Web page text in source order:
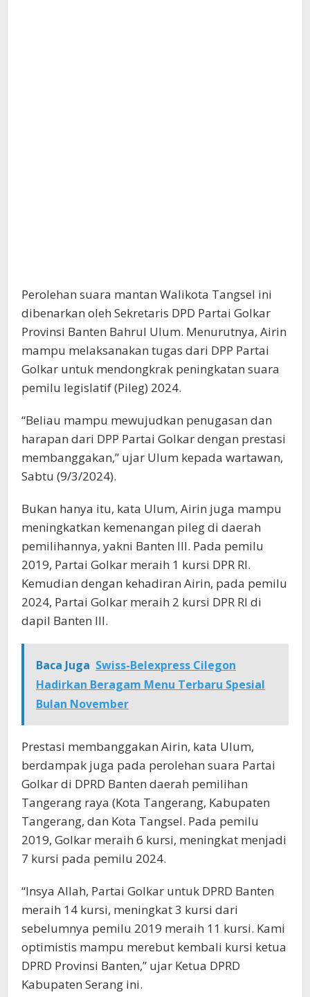
Perolehan suara mantan Walikota Tangsel ini
dibenarkan oleh Sekretaris DPD Partai Golkar
Provinsi Banten Bahrul Ulum. Menurutnya, Airin
mampu melaksanakan tugas dari DPP Partai
Golkar untuk mendongkrak peningkatan suara
pemilu legislatif (Pileg) 2024.
“Beliau mampu mewujudkan penugasan dan
harapan dari DPP Partai Golkar dengan prestasi
membanggakan,” ujar Ulum kepada wartawan,
Sabtu (9/3/2024).
Bukan hanya itu, kata Ulum, Airin juga mampu
meningkatkan kemenangan pileg di daerah
pemilihannya, yakni Banten III. Pada pemilu
2019, Partai Golkar meraih 1 kursi DPR RI.
Kemudian dengan kehadiran Airin, pada pemilu
2024, Partai Golkar meraih 2 kursi DPR RI di
dapil Banten III.
Baca Juga Swiss-Belexpress Cilegon
Hadirkan Beragam Menu Terbaru Spesial
Bulan November
Prestasi membanggakan Airin, kata Ulum,
berdampak juga pada perolehan suara Partai
Golkar di DPRD Banten daerah pemilihan
Tangerang raya (Kota Tangerang, Kabupaten
Tangerang, dan Kota Tangsel. Pada pemilu
2019, Golkar meraih 6 kursi, meningkat menjadi
7 kursi pada pemilu 2024.
“Insya Allah, Partai Golkar untuk DPRD Banten
meraih 14 kursi, meningkat 3 kursi dari
sebelumnya pemilu 2019 meraih 11 kursi. Kami
optimistis mampu merebut kembali kursi ketua
DPRD Provinsi Banten,” ujar Ketua DPRD
Kabupaten Serang ini.